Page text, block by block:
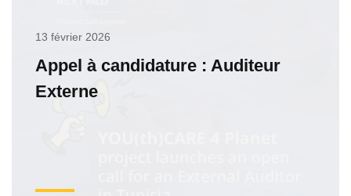
13 février 2026
Appel à candidature : Auditeur
Externe